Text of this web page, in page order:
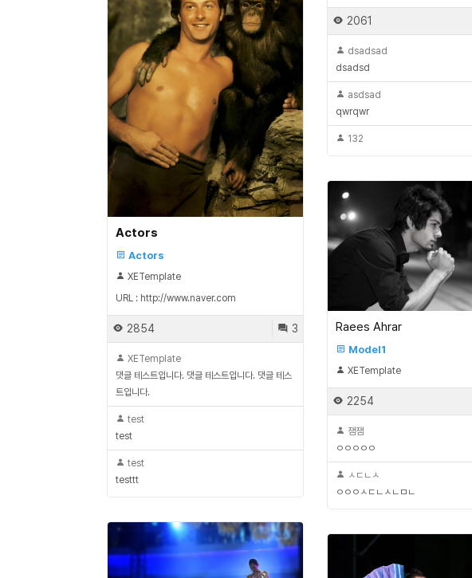
2061
dsadsad
dsadsd
asdsad
qwrqwr
132
Actors
Actors
XETemplate
URL : http://www.naver.com
3
2854
XETemplate
댓글 테스트입니다. 댓글 테스트입니다. 댓글 테스
트입니다.
test
test
test
testtt
Raees Ahrar
Model1
XETemplate
2254
잼잼
ㅇㅇㅇㅇㅇ
ㅅㄷㄴㅅ
ㅇㅇㅇㅅㄷㄴㅅㄴㅁㄴ